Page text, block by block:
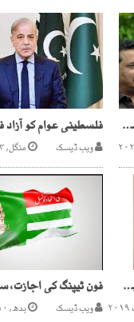
کراچی‘حیدرآباد میں تباہی کی ذمہ دار متحدہ ہے، آفاق احمد
ویب ڈیسک منگل, ۱۴ اکتوبر ۲۰۲۵
جینوسائیڈ واچ نے مقبوضہ کشمیر پر پاکستانی موقف کی تصدیق کر دی، شاہ محمود
ویب ڈیسک بدھ, ۱۰ جولائی ۲۰۲۴